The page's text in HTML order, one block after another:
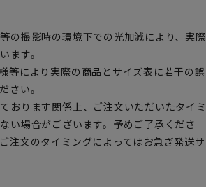
の撮影時の環境下での光加減により、実際
ます。
等により実際の商品とサイズ表に若干の誤
さい。
おります関係上、ご注文いただいたタイミ
い場合がございます。予めご了承くださ
注文のタイミングによってはお急ぎ発送サ